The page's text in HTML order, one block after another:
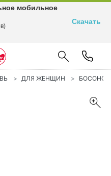
ДЛЯ ЖЕНЩИН
мобильное
Скачать